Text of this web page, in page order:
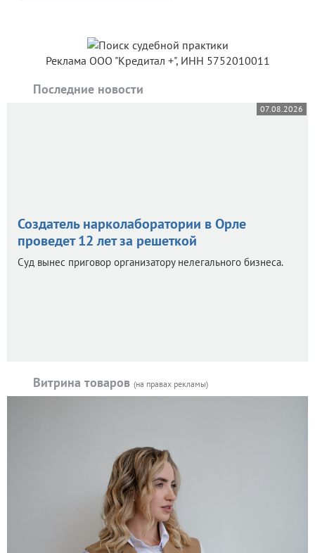
Реклама ООО "Кредитал +", ИНН 5752010011
Последние новости
07.08.2026
Создатель нарколаборатории в Орле
проведет 12 лет за решеткой
Суд вынес приговор организатору нелегального бизнеса.
Витрина товаров (на правах рекламы)